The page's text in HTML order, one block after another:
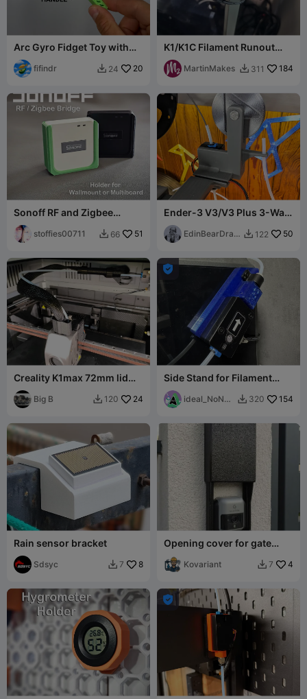
Arc Gyro Fidget Toy with
Handle
fifindr  24 20
K1/K1C Filament Runout
Sensor Top-Back Corner
MountMartinMakes  311 184
Sonoff RF and Zigbee
Bridge Holder
stoffies00711  66 51
Ender-3 V3/V3 Plus 3-Way
Top Sensor Bracket
EdinBearDrag
 122 50
Creality K1max 72mm lid
riser
Big B  120 24

Side Stand for Filament
Sensor + dust filter Creality
K1C ideal_NoNa
 320 154
Rain sensor bracket
Sdsyc  7 8
Opening cover for gate
Kovariant  7 4
